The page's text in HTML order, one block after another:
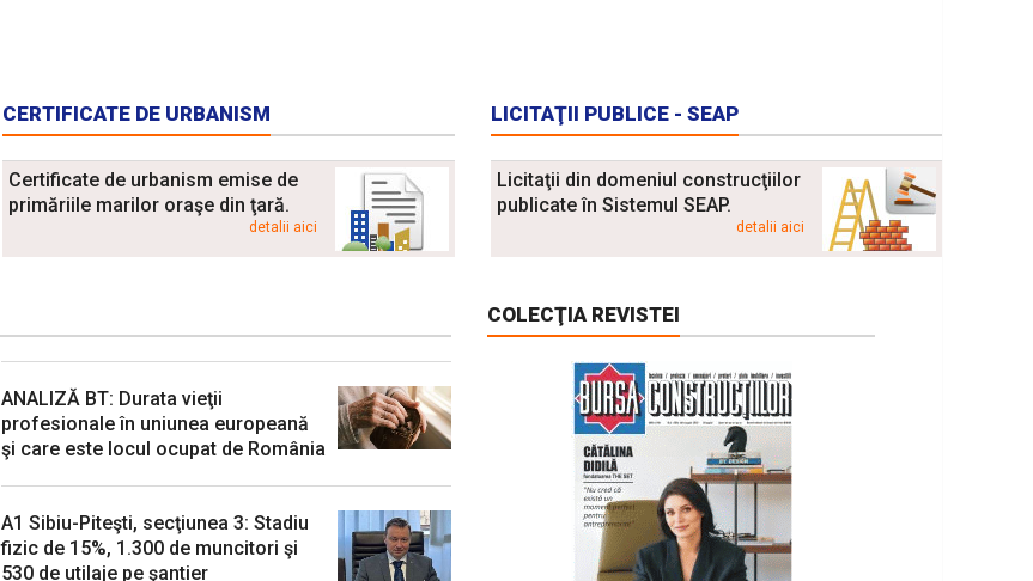
CERTIFICATE DE URBANISM
Certificate de urbanism emise de
primăriile marilor oraşe din ţară.
detalii aici
LICITAŢII PUBLICE - SEAP
Licitaţii din domeniul construcţiilor
publicate în Sistemul SEAP.
detalii aici
ANALIZĂ BT: Durata vieţii
profesionale în uniunea europeană
şi care este locul ocupat de România
A1 Sibiu-Piteşti, secţiunea 3: Stadiu
fizic de 15%, 1.300 de muncitori şi
530 de utilaje pe şantier
COLECŢIA REVISTEI